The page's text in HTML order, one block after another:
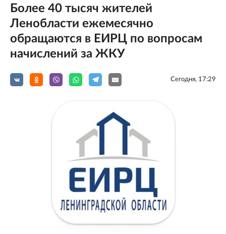
Более 40 тысяч жителей
Ленобласти ежемесячно
обращаются в ЕИРЦ по вопросам
начислений за ЖКУ
Сегодня, 17:29